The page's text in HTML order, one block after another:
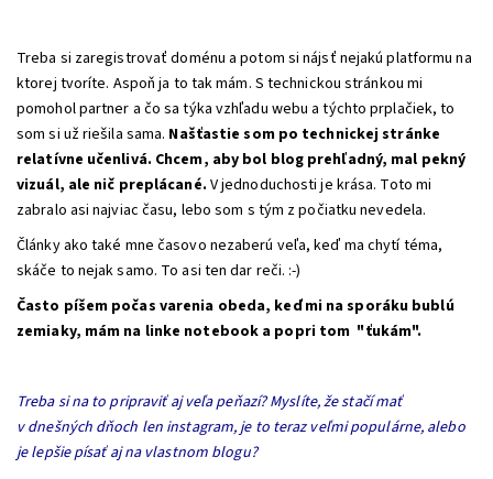
Treba si zaregistrovať doménu a potom si nájsť nejakú platformu na
ktorej tvoríte. Aspoň ja to tak mám. S technickou stránkou mi
pomohol partner a čo sa týka vzhľadu webu a týchto prplačiek, to
som si už riešila sama. Našťastie som po technickej stránke
relatívne učenlivá. Chcem, aby bol blog prehľadný, mal pekný
vizuál, ale nič preplácané. V jednoduchosti je krása. Toto mi
zabralo asi najviac času, lebo som s tým z počiatku nevedela.
Články ako také mne časovo nezaberú veľa, keď ma chytí téma,
skáče to nejak samo. To asi ten dar reči. :-)
Často píšem počas varenia obeda, keď mi na sporáku bublú
zemiaky, mám na linke notebook a popri tom "ťukám".
Treba si na to pripraviť aj veľa peňazí? Myslíte, že stačí mať
v dnešných dňoch len instagram, je to teraz veľmi populárne, alebo
je lepšie písať aj na vlastnom blogu?